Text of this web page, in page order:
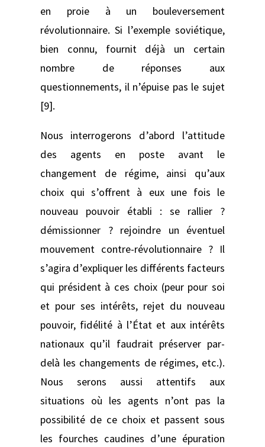
en proie à un bouleversement
révolutionnaire. Si l’exemple soviétique,
bien connu, fournit déjà un certain
nombre de réponses aux
questionnements, il n’épuise pas le sujet
[9].
Nous interrogerons d’abord l’attitude
des agents en poste avant le
changement de régime, ainsi qu’aux
choix qui s’offrent à eux une fois le
nouveau pouvoir établi : se rallier ?
démissionner ? rejoindre un éventuel
mouvement contre-révolutionnaire ? Il
s’agira d’expliquer les différents facteurs
qui président à ces choix (peur pour soi
et pour ses intérêts, rejet du nouveau
pouvoir, fidélité à l’État et aux intérêts
nationaux qu’il faudrait préserver par-
delà les changements de régimes, etc.).
Nous serons aussi attentifs aux
situations où les agents n’ont pas la
possibilité de ce choix et passent sous
les fourches caudines d’une épuration